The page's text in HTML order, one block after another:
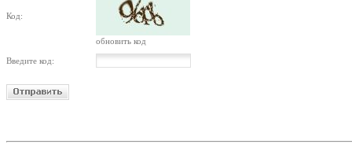
Код:
обновить код
Введите код: